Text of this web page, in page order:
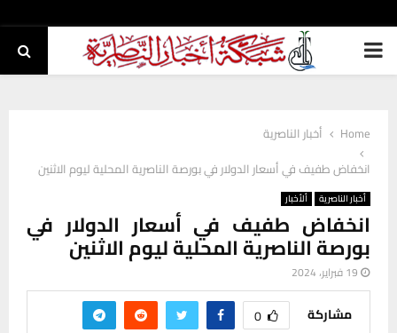
PRIMARY
Home
أخبار الناصرية
انخفاض طفيف في أسعار الدولار في بورصة الناصرية المحلية ليوم الاثنين
أخبار الناصرية ألأخبار
انخفاض طفيف في أسعار الدولار في
بورصة الناصرية المحلية ليوم الاثنين
19 فبراير، 2024
مشاركة 0